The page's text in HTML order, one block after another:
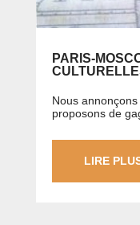
PARIS-
Nous
proposons de
LIRE